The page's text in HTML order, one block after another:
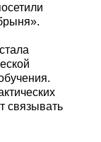
связывать